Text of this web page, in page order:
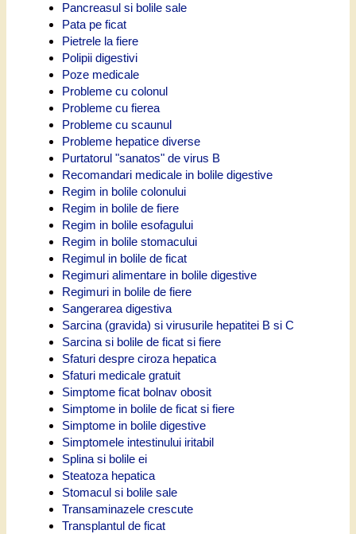
Pancreasul si bolile sale
Pata pe ficat
Pietrele la fiere
Polipii digestivi
Poze medicale
Probleme cu colonul
Probleme cu fierea
Probleme cu scaunul
Probleme hepatice diverse
Purtatorul "sanatos" de virus B
Recomandari medicale in bolile digestive
Regim in bolile colonului
Regim in bolile de fiere
Regim in bolile esofagului
Regim in bolile stomacului
Regimul in bolile de ficat
Regimuri alimentare in bolile digestive
Regimuri in bolile de fiere
Sangerarea digestiva
Sarcina (gravida) si virusurile hepatitei B si C
Sarcina si bolile de ficat si fiere
Sfaturi despre ciroza hepatica
Sfaturi medicale gratuit
Simptome ficat bolnav obosit
Simptome in bolile de ficat si fiere
Simptome in bolile digestive
Simptomele intestinului iritabil
Splina si bolile ei
Steatoza hepatica
Stomacul si bolile sale
Transaminazele crescute
Transplantul de ficat